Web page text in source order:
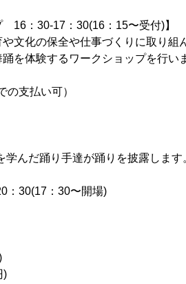
16：30-17：30(16：15〜受付)】
文化の保全や仕事づくりに取り組
を体験するワークショップを行い
支払い可）
んだ踊り手達が踊りを披露しま
：30(17：30〜開場)
)